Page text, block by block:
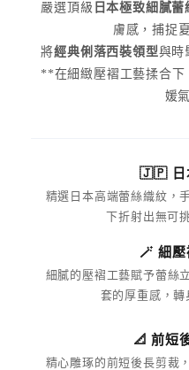
嚴選頂級 日本極致細膩蕾
膚感，捕捉
將經典俐落西裝領型與時
**在細緻壓褶工藝揉合下
媛
🇯🇵 日
精選日本高端蕾絲織紋，
下折射出無可
🪄 細
細膩的壓褶工藝賦予蕾絲
套的厚重感，轉
📐 前短
精心雕琢的前短後長剪裁